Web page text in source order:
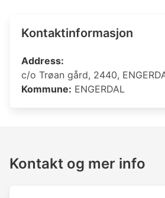
Kontaktinformasjon
Address:
c/o Trøan gård, 2440,
Kommune: ENGERDAL
Kontakt og mer info